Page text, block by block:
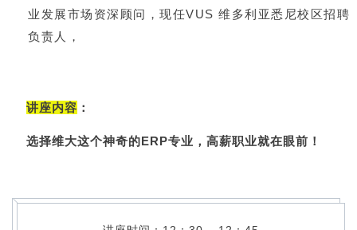
业发展市场资深顾问，现任VUS 维多利亚悉尼校区招聘
负责人，
讲座内容 ：
选择维大这个神奇的ERP专业，高薪职业就在眼前！